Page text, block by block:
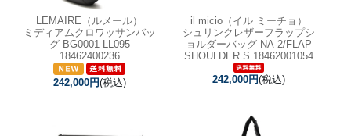
LEMAIRE（ルメール）
ミディアムクロワッサンバッ
グ BG0001 LL095
18462400236
242,000円(税込)
il micio（イル ミーチョ）
シュリンクレザーフラップシ
ョルダーバッグ NA-2/FLAP
SHOULDER S 18462001054
242,000円(税込)